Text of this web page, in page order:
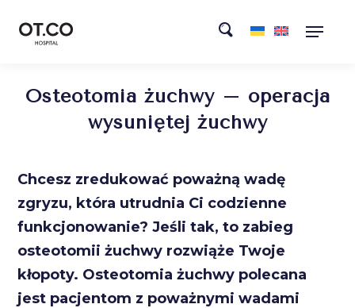
Osteotomia żuchwy – operacja
wysuniętej żuchwy
Chcesz zredukować poważną wadę
zgryzu, która utrudnia Ci codzienne
funkcjonowanie? Jeśli tak, to zabieg
osteotomii żuchwy rozwiąże Twoje
kłopoty. Osteotomia żuchwy polecana
jest pacjentom z poważnymi wadami